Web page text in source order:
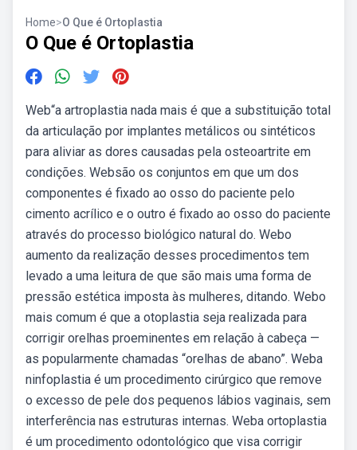
Home>O Que é Ortoplastia
O Que é Ortoplastia
Web“a artroplastia nada mais é que a substituição total
da articulação por implantes metálicos ou sintéticos
para aliviar as dores causadas pela osteoartrite em
condições. Websão os conjuntos em que um dos
componentes é fixado ao osso do paciente pelo
cimento acrílico e o outro é fixado ao osso do paciente
através do processo biológico natural do. Webo
aumento da realização desses procedimentos tem
levado a uma leitura de que são mais uma forma de
pressão estética imposta às mulheres, ditando. Webo
mais comum é que a otoplastia seja realizada para
corrigir orelhas proeminentes em relação à cabeça —
as popularmente chamadas “orelhas de abano”. Weba
ninfoplastia é um procedimento cirúrgico que remove
o excesso de pele dos pequenos lábios vaginais, sem
interferência nas estruturas internas. Weba ortoplastia
é um procedimento odontológico que visa corrigir